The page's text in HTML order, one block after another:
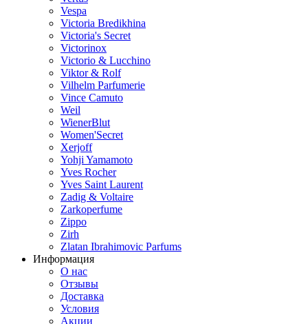
Vespa
Victoria Bredikhina
Victoria's Secret
Victorinox
Victorio & Lucchino
Viktor & Rolf
Vilhelm Parfumerie
Vince Camuto
Weil
WienerBlut
Women'Secret
Xerjoff
Yohji Yamamoto
Yves Rocher
Yves Saint Laurent
Zadig & Voltaire
Zarkoperfume
Zippo
Zirh
Zlatan Ibrahimovic Parfums
Информация
О нас
Отзывы
Доставка
Условия
Aкции